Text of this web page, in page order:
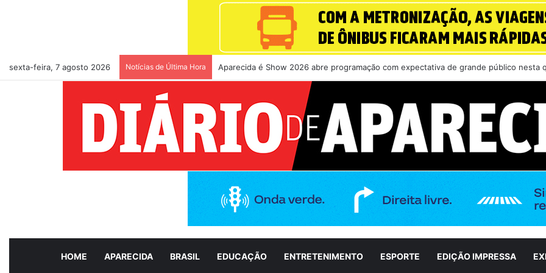
sexta-feira, 7 agosto 2026 Notícias de Última Hora Em agenda com ministro da Saúde, prefeito Vilela busca novos investimentos para
HOME APARECIDA BRASIL EDUCAÇÃO ENTRETENIMENTO ESPORTE EDIÇÃO IMPRESSA